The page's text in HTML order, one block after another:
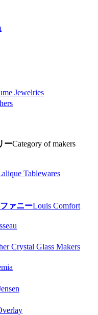
Jewelries
ーCategory of makers
Tablewares
ァニーLouis Comfort
Crystal Glass Makers